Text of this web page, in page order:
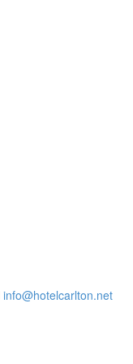
info@hotelcarlton.net